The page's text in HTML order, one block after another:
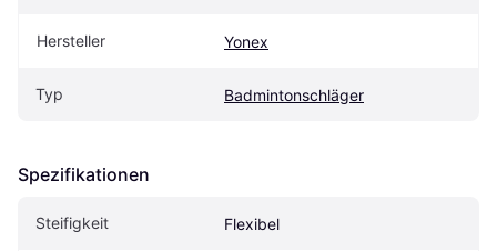
Hersteller Yonex
Typ Badmintonschläger
Spezifikationen
Steifigkeit Flexibel